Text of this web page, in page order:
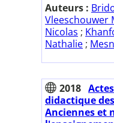
Auteurs :
Vleeschouwer
Nicolas ;
Nathalie ;
2018
didactique
Anciennes et